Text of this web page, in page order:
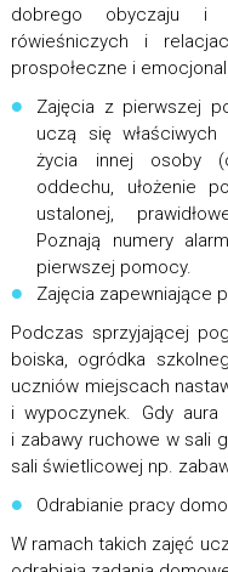
dobrego obyczaju i
rówieśniczych i
prospołeczne i
Zajęcia z pierwszej
uczą się właściwych
życia innej osoby
oddechu, ułożenie
ustalonej,
Poznają numery
pierwszej pomocy.
Zajęcia zapewniające
Podczas sprzyjającej
boiska, ogródka
uczniów miejscach
i wypoczynek. Gdy
i zabawy ruchowe w sali
sali świetlicowej np.
Odrabianie pracy
W ramach takich zajęć